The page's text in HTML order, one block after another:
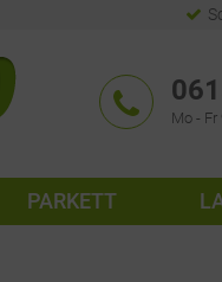
Mo - Fr
PARKETT